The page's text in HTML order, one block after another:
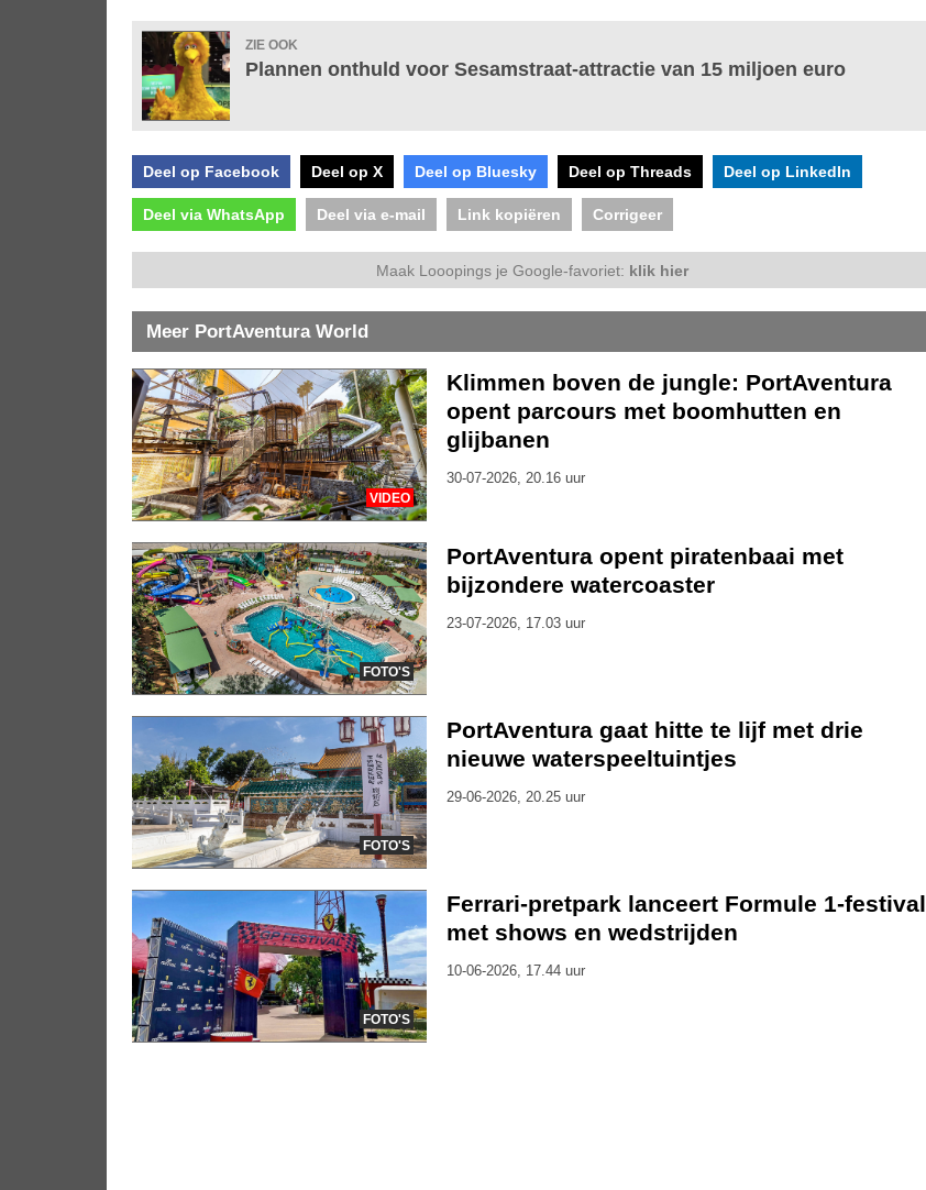
ZIE OOK
Plannen onthuld voor Sesamstraat-attractie van 15 miljoen euro
Deel op Facebook Deel op X Deel op Bluesky Deel op Threads Deel op LinkedIn
Deel via WhatsApp Deel via e-mail Link kopiëren Corrigeer
Maak Looopings je Google-favoriet: klik hier
Meer PortAventura World
VIDEO
Klimmen boven de jungle: PortAventura
opent parcours met boomhutten en
glijbanen
30-07-2026, 20.16 uur
FOTO'S
PortAventura opent piratenbaai met
bijzondere watercoaster
23-07-2026, 17.03 uur
FOTO'S
PortAventura gaat hitte te lijf met drie
nieuwe waterspeeltuintjes
29-06-2026, 20.25 uur
FOTO'S
Ferrari-pretpark lanceert Formule 1-festival
met shows en wedstrijden
10-06-2026, 17.44 uur